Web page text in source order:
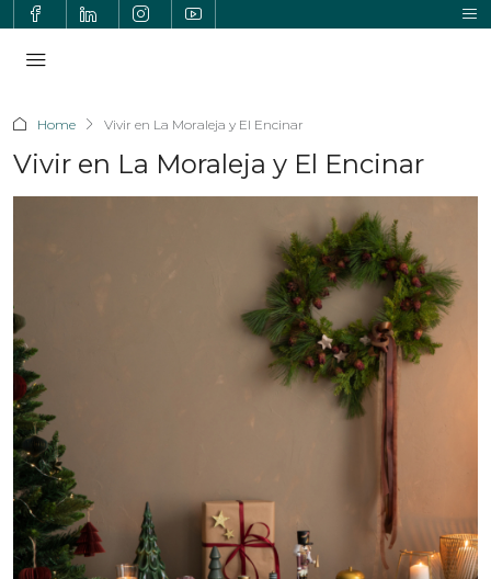
Home Vivir en La Moraleja y El Encinar
Vivir en La Moraleja y El Encinar